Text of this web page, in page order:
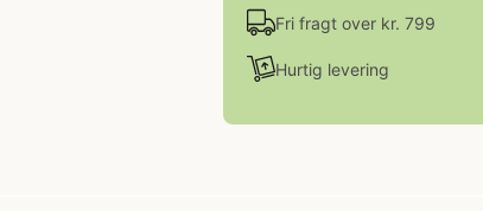
Fri fragt over kr. 799
Hurtig levering